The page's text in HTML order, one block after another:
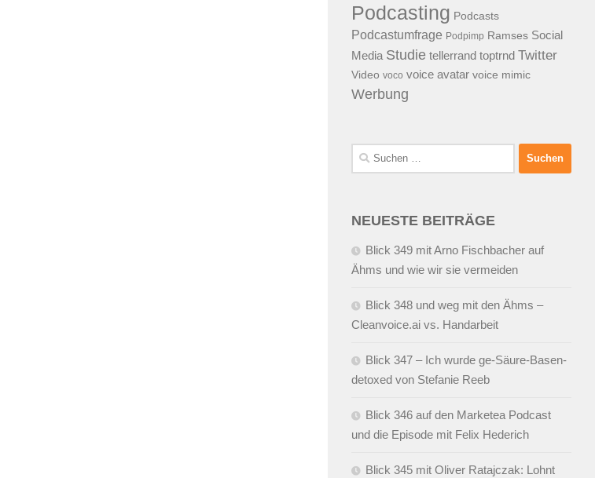
Podcasting Podcasts
Podcastumfrage Podpimp Ramses Social
Media Studie tellerrand toptrnd Twitter
Video voco voice avatar voice mimic
Werbung
Suchen
nach:
NEUESTE BEITRÄGE
Blick 349 mit Arno Fischbacher auf
Ähms und wie wir sie vermeiden
Blick 348 und weg mit den Ähms –
Cleanvoice.ai vs. Handarbeit
Blick 347 – Ich wurde ge-Säure-Basen-
detoxed von Stefanie Reeb
Blick 346 auf den Marketea Podcast
und die Episode mit Felix Hederich
Blick 345 mit Oliver Ratajczak: Lohnt